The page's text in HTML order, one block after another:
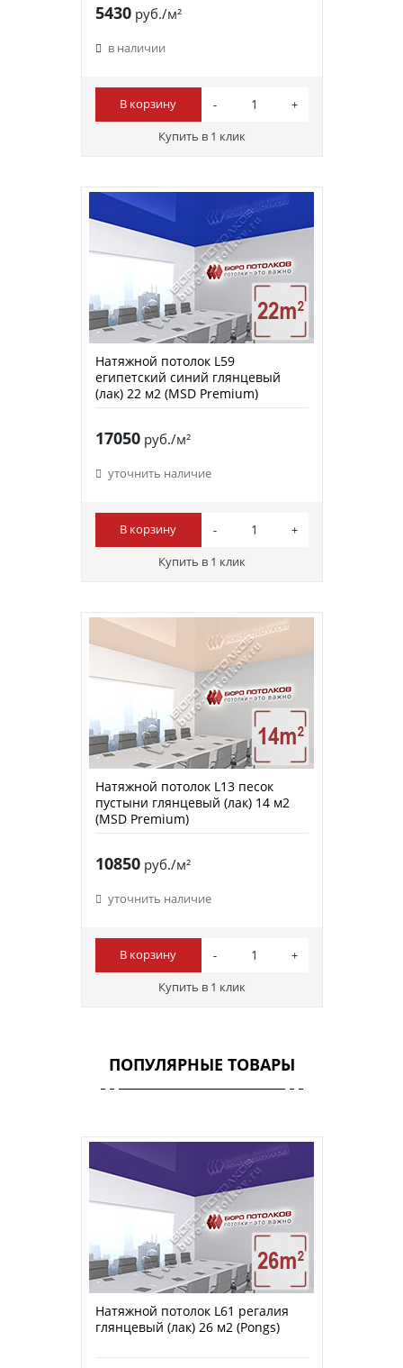
5430руб./м²
в наличии
В корзину
Купить в 1 клик
Натяжной потолок L59
египетский синий глянцевый
(лак) 22 м2 (MSD Premium)
17050руб./м²
уточнить наличие
В корзину
Купить в 1 клик
Натяжной потолок L13 песок
пустыни глянцевый (лак) 14 м2
(MSD Premium)
10850руб./м²
уточнить наличие
В корзину
Купить в 1 клик
ПОПУЛЯРНЫЕ ТОВАРЫ
Натяжной потолок L61 регалия
глянцевый (лак) 26 м2 (Pongs)